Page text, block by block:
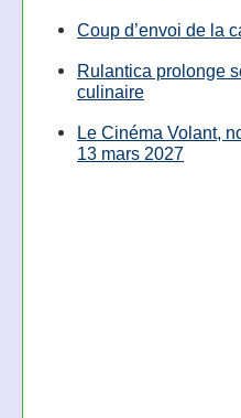
Coup d’envoi de la
Rulantica prolonge
culinaire
Le Cinéma Volant,
13 mars 2027